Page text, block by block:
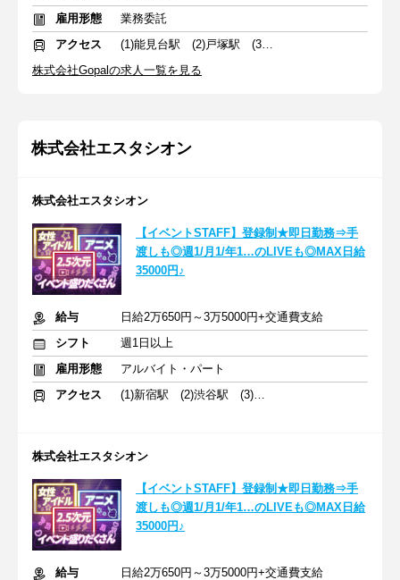
雇用形態
業務委託
アクセス
(1)能見台駅 (2)戸塚駅 (3)大磯駅
株式会社Gopalの求人一覧を見る
株式会社エスタシオン
株式会社エスタシオン
【イベントSTAFF】登録制★即日勤務⇒手
渡しも◎週1/月1/年1…のLIVEも◎MAX日給
35000円♪
給与
日給2万650円～3万5000円+交通費支給
シフト
週1日以上
雇用形態
アルバイト・パート
アクセス
(1)新宿駅 (2)渋谷駅 (3)横浜駅
株式会社エスタシオン
【イベントSTAFF】登録制★即日勤務⇒手
渡しも◎週1/月1/年1…のLIVEも◎MAX日給
35000円♪
給与
日給2万650円～3万5000円+交通費支給